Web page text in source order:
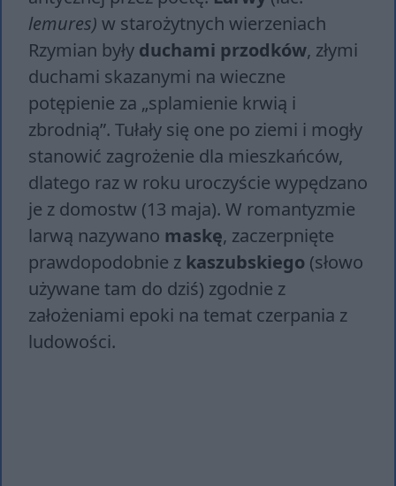
lemures) w starożytnych wierzeniach
Rzymian były duchami przodków, złymi
duchami skazanymi na wieczne
potępienie za „splamienie krwią i
zbrodnią”. Tułały się one po ziemi i mogły
stanowić zagrożenie dla mieszkańców,
dlatego raz w roku uroczyście wypędzano
je z domostw (13 maja). W romantyzmie
larwą nazywano maskę, zaczerpnięte
prawdopodobnie z kaszubskiego (słowo
używane tam do dziś) zgodnie z
założeniami epoki na temat czerpania z
ludowości.